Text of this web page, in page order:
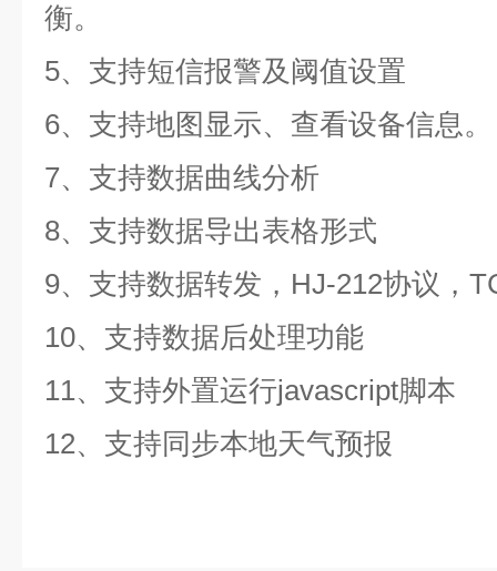
衡。
5、支持短信报警及阈值设置
6、支持地图显示、查看设备信息。
7、支持数据曲线分析
8、支持数据导出表格形式
9、支持数据转发，HJ-212协议，
10、支持数据后处理功能
11、支持外置运行javascript脚本
12、支持同步本地天气预报